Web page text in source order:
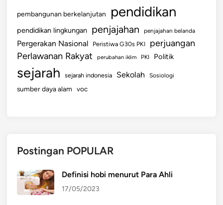
pembangunan berkelanjutan pendidikan
pendidikan lingkungan penjajahan penjajahan belanda
Pergerakan Nasional Peristiwa G30s PKI perjuangan
Perlawanan Rakyat perubahan iklim PKI Politik
sejarah sejarah indonesia Sekolah Sosiologi
sumber daya alam voc
Postingan POPULAR
Definisi hobi menurut Para Ahli
17/05/2023